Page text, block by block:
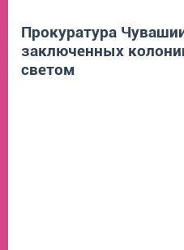
Прокуратура
заключенных
светом